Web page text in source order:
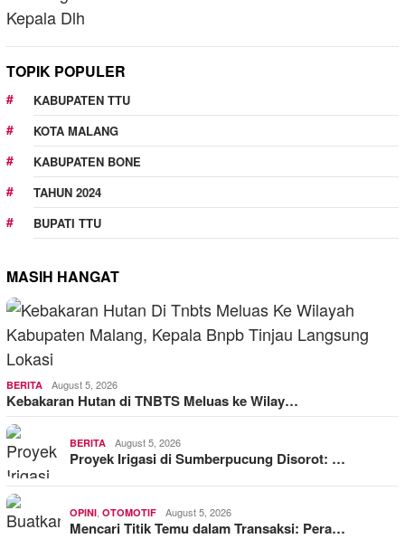
TOPIK POPULER
KABUPATEN TTU
KOTA MALANG
KABUPATEN BONE
TAHUN 2024
BUPATI TTU
MASIH HANGAT
BERITA August 5, 2026
Kebakaran Hutan di TNBTS Meluas ke Wilay…
BERITA August 5, 2026
Proyek Irigasi di Sumberpucung Disorot: …
OPINI OTOMOTIF August 5, 2026
Mencari Titik Temu dalam Transaksi: Pera…